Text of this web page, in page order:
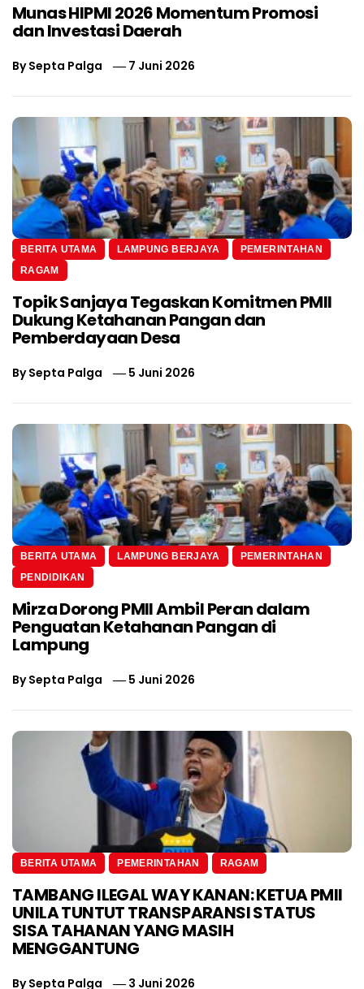
Munas HIPMI 2026 Momentum Promosi
dan Investasi Daerah
BySepta Palga 7 Juni 2026
BERITA UTAMA LAMPUNG BERJAYA
PEMERINTAHAN
RAGAM
Topik Sanjaya Tegaskan Komitmen PMII
Dukung Ketahanan Pangan dan
Pemberdayaan Desa
BySepta Palga 5 Juni 2026
BERITA UTAMA LAMPUNG BERJAYA
PEMERINTAHAN
PENDIDIKAN
Mirza Dorong PMII Ambil Peran dalam
Penguatan Ketahanan Pangan di
Lampung
BySepta Palga 5 Juni 2026
BERITA UTAMA PEMERINTAHAN RAGAM
TAMBANG ILEGAL WAY KANAN: KETUA PMII
UNILA TUNTUT TRANSPARANSI STATUS
SISA TAHANAN YANG MASIH
MENGGANTUNG
BySepta Palga 3 Juni 2026